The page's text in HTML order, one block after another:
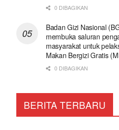
0 DIBAGIKAN
Badan Gizi Nasional
membuka saluran
masyarakat untuk
Makan Bergizi Gratis
0 DIBAGIKAN
BERITA TERBARU